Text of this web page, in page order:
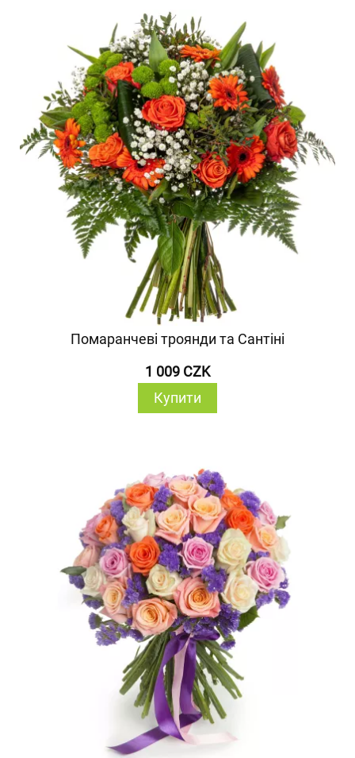
Помаранчеві троянди та Сантіні
1 009 CZK
Купити